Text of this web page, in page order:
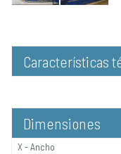
Características
Dimensiones
X - Ancho